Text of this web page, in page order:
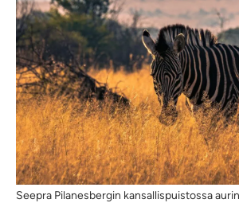
Seepra Pilanesbergin kansallispuistossa